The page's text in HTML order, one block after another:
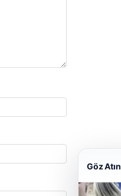
Göz Atın